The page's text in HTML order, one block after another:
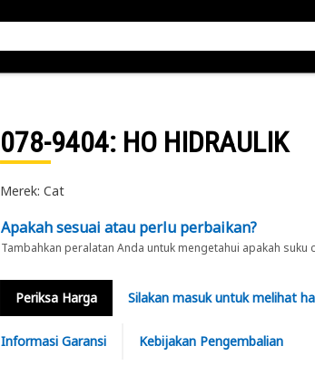
078-9404: HO HIDRAULIK
Merek: Cat
Apakah sesuai atau perlu perbaikan?
Tambahkan peralatan Anda untuk mengetahui apakah
Periksa Harga Silakan masuk untuk melihat
Informasi Garansi Kebijakan Pengembalian